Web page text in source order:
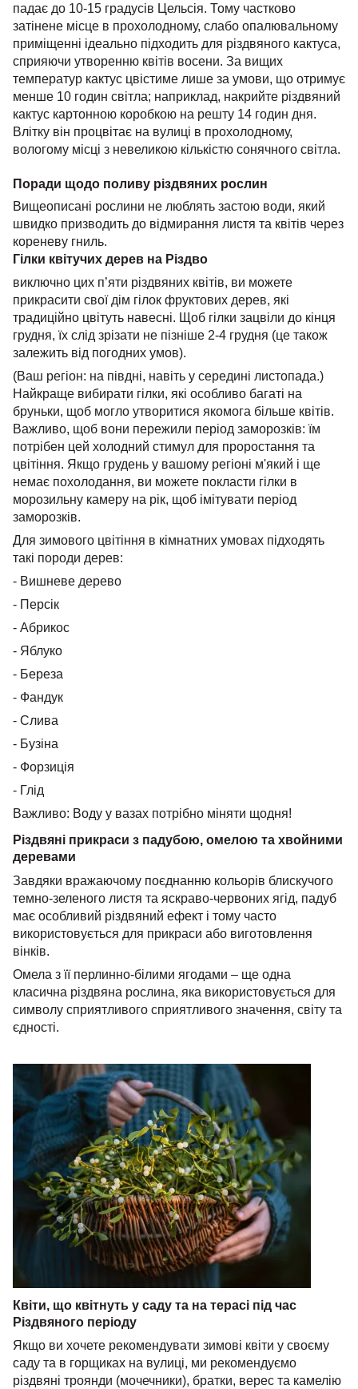
падає до 10-15 градусів Цельсія. Тому частково
затінене місце в прохолодному, слабо опалювальному
приміщенні ідеально підходить для різдвяного кактуса,
сприяючи утворенню квітів восени. За вищих
температур кактус цвістиме лише за умови, що отримує
менше 10 годин світла; наприклад, накрийте різдвяний
кактус картонною коробкою на решту 14 годин дня.
Влітку він процвітає на вулиці в прохолодному,
вологому місці з невеликою кількістю сонячного світла.
Поради щодо поливу різдвяних рослин
Вищеописані рослини не люблять застою води, який
швидко призводить до відмирання листя та квітів через
кореневу гниль.
Гілки квітучих дерев на Різдво
виключно цих п’яти різдвяних квітів, ви можете
прикрасити свої дім гілок фруктових дерев, які
традиційно цвітуть навесні. Щоб гілки зацвіли до кінця
грудня, їх слід зрізати не пізніше 2-4 грудня (це також
залежить від погодних умов).
(Ваш регіон: на півдні, навіть у середині листопада.)
Найкраще вибирати гілки, які особливо багаті на
бруньки, щоб могло утворитися якомога більше квітів.
Важливо, щоб вони пережили період заморозків: їм
потрібен цей холодний стимул для проростання та
цвітіння. Якщо грудень у вашому регіоні м'який і ще
немає похолодання, ви можете покласти гілки в
морозильну камеру на рік, щоб імітувати період
заморозків.
Для зимового цвітіння в кімнатних умовах підходять
такі породи дерев:
- Вишневе дерево
- Персік
- Абрикос
- Яблуко
- Береза
- Фандук
- Слива
- Бузіна
- Форзиція
- Глід
Важливо: Воду у вазах потрібно міняти щодня!
Різдвяні прикраси з падубою, омелою та хвойними
деревами
Завдяки вражаючому поєднанню кольорів блискучого
темно-зеленого листя та яскраво-червоних ягід, падуб
має особливий різдвяний ефект і тому часто
використовується для прикраси або виготовлення
вінків.
Омела з її перлинно-білими ягодами – ще одна
класична різдвяна рослина, яка використовується для
символу сприятливого сприятливого значення, світу та
єдності.
Квіти, що квітнуть у саду та на терасі під час
Різдвяного періоду
Якщо ви хочете рекомендувати зимові квіти у своєму
саду та в горщиках на вулиці, ми рекомендуємо
різдвяні троянди (мочечники), братки, верес та камелію